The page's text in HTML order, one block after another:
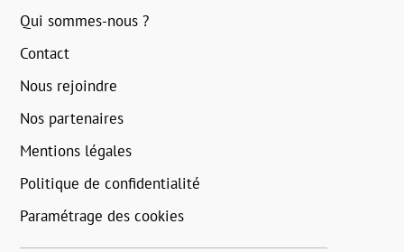
Qui sommes-nous ?
Contact
Nous rejoindre
Nos partenaires
Mentions légales
Politique de confidentialité
Paramétrage des cookies